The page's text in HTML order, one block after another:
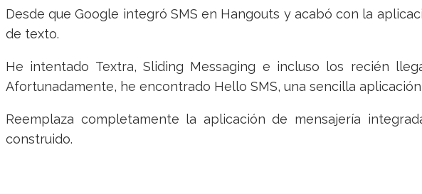
Desde que Google integró SMS en Hangouts y acabó con la
de texto.
He intentado Textra, Sliding Messaging e incluso los recién
Afortunadamente, he encontrado Hello SMS, una sencilla
Reemplaza completamente la aplicación de mensajería
construido.